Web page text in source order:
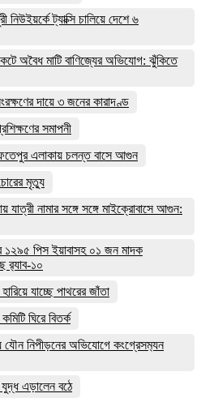
ট্যাক্সি চালিয়ে দেশে ৬
অবৈধ মাটি বাণিজ্যের অভিযোগ: ঝুঁকিতে
দায়ে ৩ জনের কারাদণ্ড
সমাপনী
এলাকায় চলন্ত বাসে আগুন
মৃত্যু
যাত্রী নামার সঙ্গে সঙ্গে মাইক্রোবাসে আগুন:
১২৯৫ পিস ইয়াবাসহ ০১ জন মাদক
র‌্যাব-১০
যাচ্ছে পাথরের জাঁতা
ঘিরে বিতর্ক
যৌন নিপীড়নের অভিযোগে কংগ্রেসম‍্যন
যুদ্ধ এড়ালেন বঠে